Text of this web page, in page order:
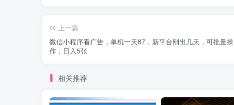
上一篇
微信小程序看广告，单机一天87，新平台刚出几天，可批量操
作，日入5张
相关推荐